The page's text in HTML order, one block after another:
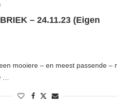
– 24.11.23 (Eigen
mooiere – en meest passende –
…